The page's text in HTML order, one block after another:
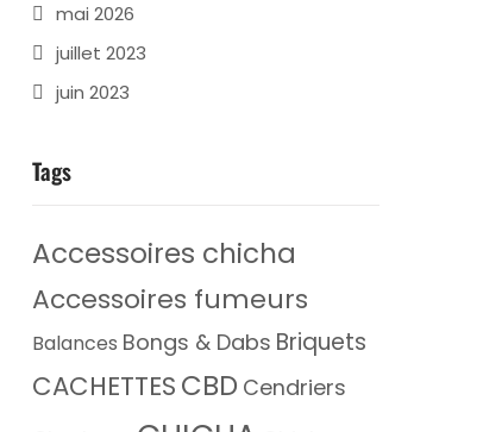
mai 2026
juillet 2023
juin 2023
Tags
Accessoires chicha
Accessoires fumeurs
Balances Bongs & Dabs Briquets
CACHETTES CBD Cendriers